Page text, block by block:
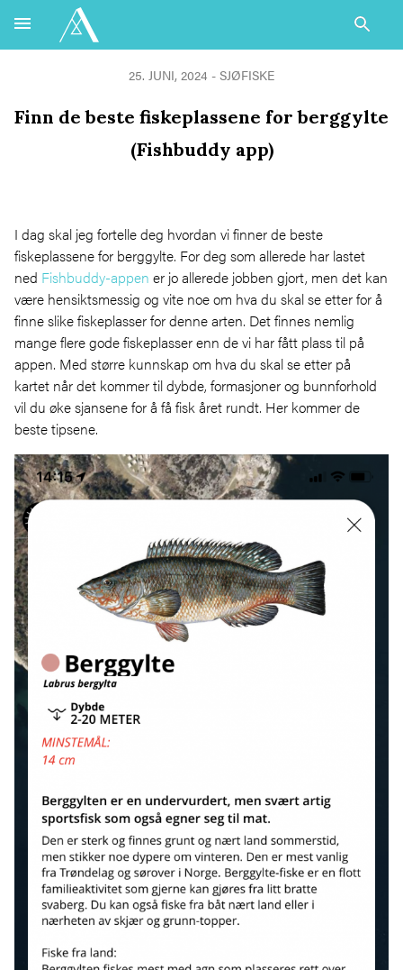
25. JUNI, 2024 - SJØFISKE
Finn de beste fiskeplassene for berggylte
(Fishbuddy app)
I dag skal jeg fortelle deg hvordan vi finner de beste
fiskeplassene for berggylte. For deg som allerede har lastet
ned Fishbuddy-appen er jo allerede jobben gjort, men det kan
være hensiktsmessig og vite noe om hva du skal se etter for å
finne slike fiskeplasser for denne arten. Det finnes nemlig
mange flere gode fiskeplasser enn de vi har fått plass til på
appen. Med større kunnskap om hva du skal se etter på
kartet når det kommer til dybde, formasjoner og bunnforhold
vil du øke sjansene for å få fisk året rundt. Her kommer de
beste tipsene.